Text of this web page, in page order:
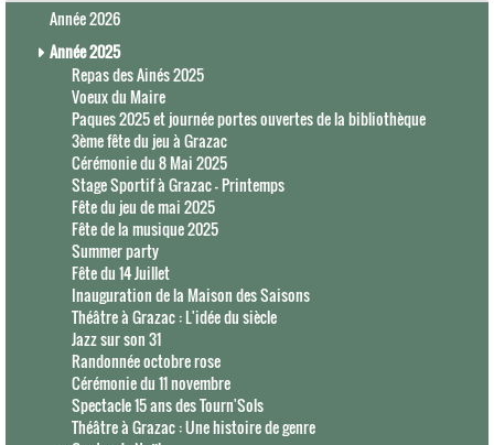
Année 2026
Année 2025
Repas des Ainés 2025
Voeux du Maire
Paques 2025 et journée portes ouvertes de la bibliothèque
3ème fête du jeu à Grazac
Cérémonie du 8 Mai 2025
Stage Sportif à Grazac - Printemps
Fête du jeu de mai 2025
Fête de la musique 2025
Summer party
Fête du 14 Juillet
Inauguration de la Maison des Saisons
Théâtre à Grazac : L'idée du siècle
Jazz sur son 31
Randonnée octobre rose
Cérémonie du 11 novembre
Spectacle 15 ans des Tourn'Sols
Théâtre à Grazac : Une histoire de genre